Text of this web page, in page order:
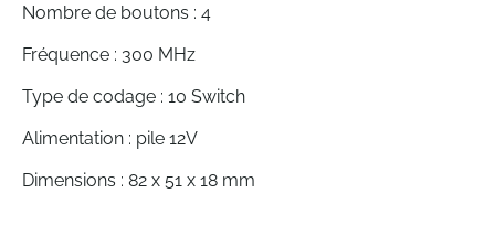
Nombre de boutons : 4
Fréquence : 300 MHz
Type de codage : 10 Switch
Alimentation : pile 12V
Dimensions : 82 x 51 x 18 mm